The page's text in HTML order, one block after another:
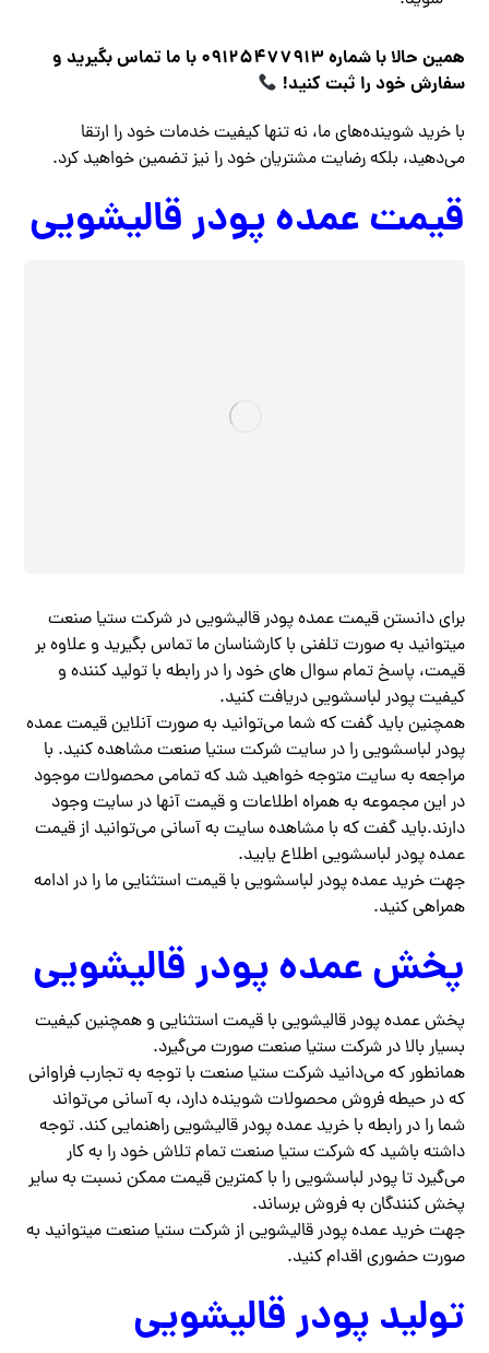
همین حالا با شماره 09125477913 با ما تماس بگیرید و
سفارش خود را ثبت کنید!
با خرید شوینده‌های ما، نه تنها کیفیت خدمات خود را ارتقا
می‌دهید، بلکه رضایت مشتریان خود را نیز تضمین خواهید کرد.
قیمت عمده پودر قالیشویی
برای دانستن قیمت عمده پودر قالیشویی در شرکت ستیا صنعت
میتوانید به صورت تلفنی با کارشناسان ما تماس بگیرید و علاوه بر
قیمت، پاسخ تمام سوال های خود را در رابطه با تولید کننده و
کیفیت پودر لباسشویی دریافت کنید.
همچنین باید گفت که شما می‌توانید به صورت آنلاین قیمت عمده
پودر لباسشویی را در سایت شرکت ستیا صنعت مشاهده کنید. با
مراجعه به سایت متوجه خواهید شد که تمامی محصولات موجود
در این مجموعه به همراه اطلاعات و قیمت آنها در سایت وجود
دارند.باید گفت که با مشاهده سایت به آسانی می‌توانید از قیمت
عمده پودر لباسشویی اطلاع یابید.
جهت خرید عمده پودر لباسشویی با قیمت استثنایی ما را در ادامه
همراهی کنید‌.
پخش عمده پودر قالیشویی
پخش عمده پودر قالیشویی با قیمت استثنایی و همچنین کیفیت
بسیار بالا در شرکت ستیا صنعت صورت می‌گیرد.
همانطور که می‌دانید شرکت ستیا صنعت با توجه به تجارب فراوانی
که در حیطه فروش محصولات شوینده دارد، به آسانی می‌تواند
شما را در رابطه با خرید عمده پودر قالیشویی راهنمایی کند. توجه
داشته باشید که شرکت ستیا صنعت تمام تلاش خود را به کار
می‌گیرد تا پودر لباسشویی را با کمترین قیمت ممکن نسبت به سایر
پخش کنندگان به فروش برساند.
جهت خرید عمده پودر قالیشویی از شرکت ستیا صنعت میتوانید به
صورت حضوری اقدام کنید.
تولید پودر قالیشویی